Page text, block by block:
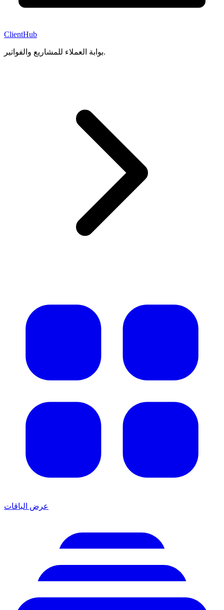
ClientHub
بوابة العملاء للمشاريع والفواتير.
عرض الباقات